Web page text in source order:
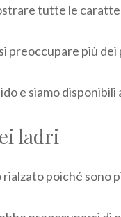
tutte le
preoccupare più
e siamo
ladri
poiché sono